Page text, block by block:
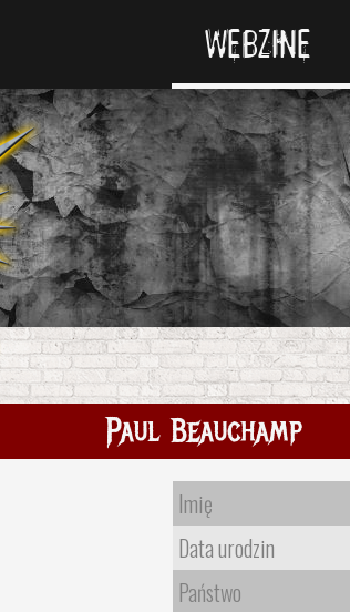
WEBZINE
Paul Beauchamp
Imię
Data urodzin
Państwo